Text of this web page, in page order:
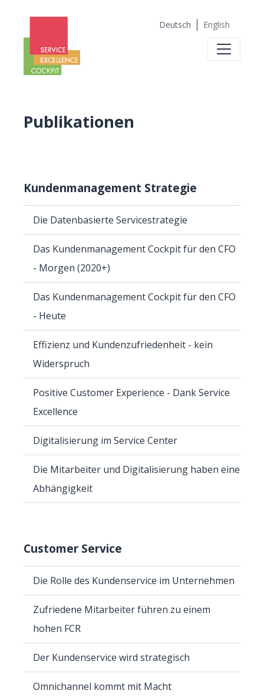
Deutsch English
Publikationen
Kundenmanagement Strategie
Die Datenbasierte Servicestrategie
Das Kundenmanagement Cockpit für den CFO
- Morgen (2020+)
Das Kundenmanagement Cockpit für den CFO
- Heute
Effizienz und Kundenzufriedenheit - kein
Widerspruch
Positive Customer Experience - Dank Service
Excellence
Digitalisierung im Service Center
Die Mitarbeiter und Digitalisierung haben eine
Abhängigkeit
Customer Service
Die Rolle des Kundenservice im Unternehmen
Zufriedene Mitarbeiter führen zu einem
hohen FCR
Der Kundenservice wird strategisch
Omnichannel kommt mit Macht